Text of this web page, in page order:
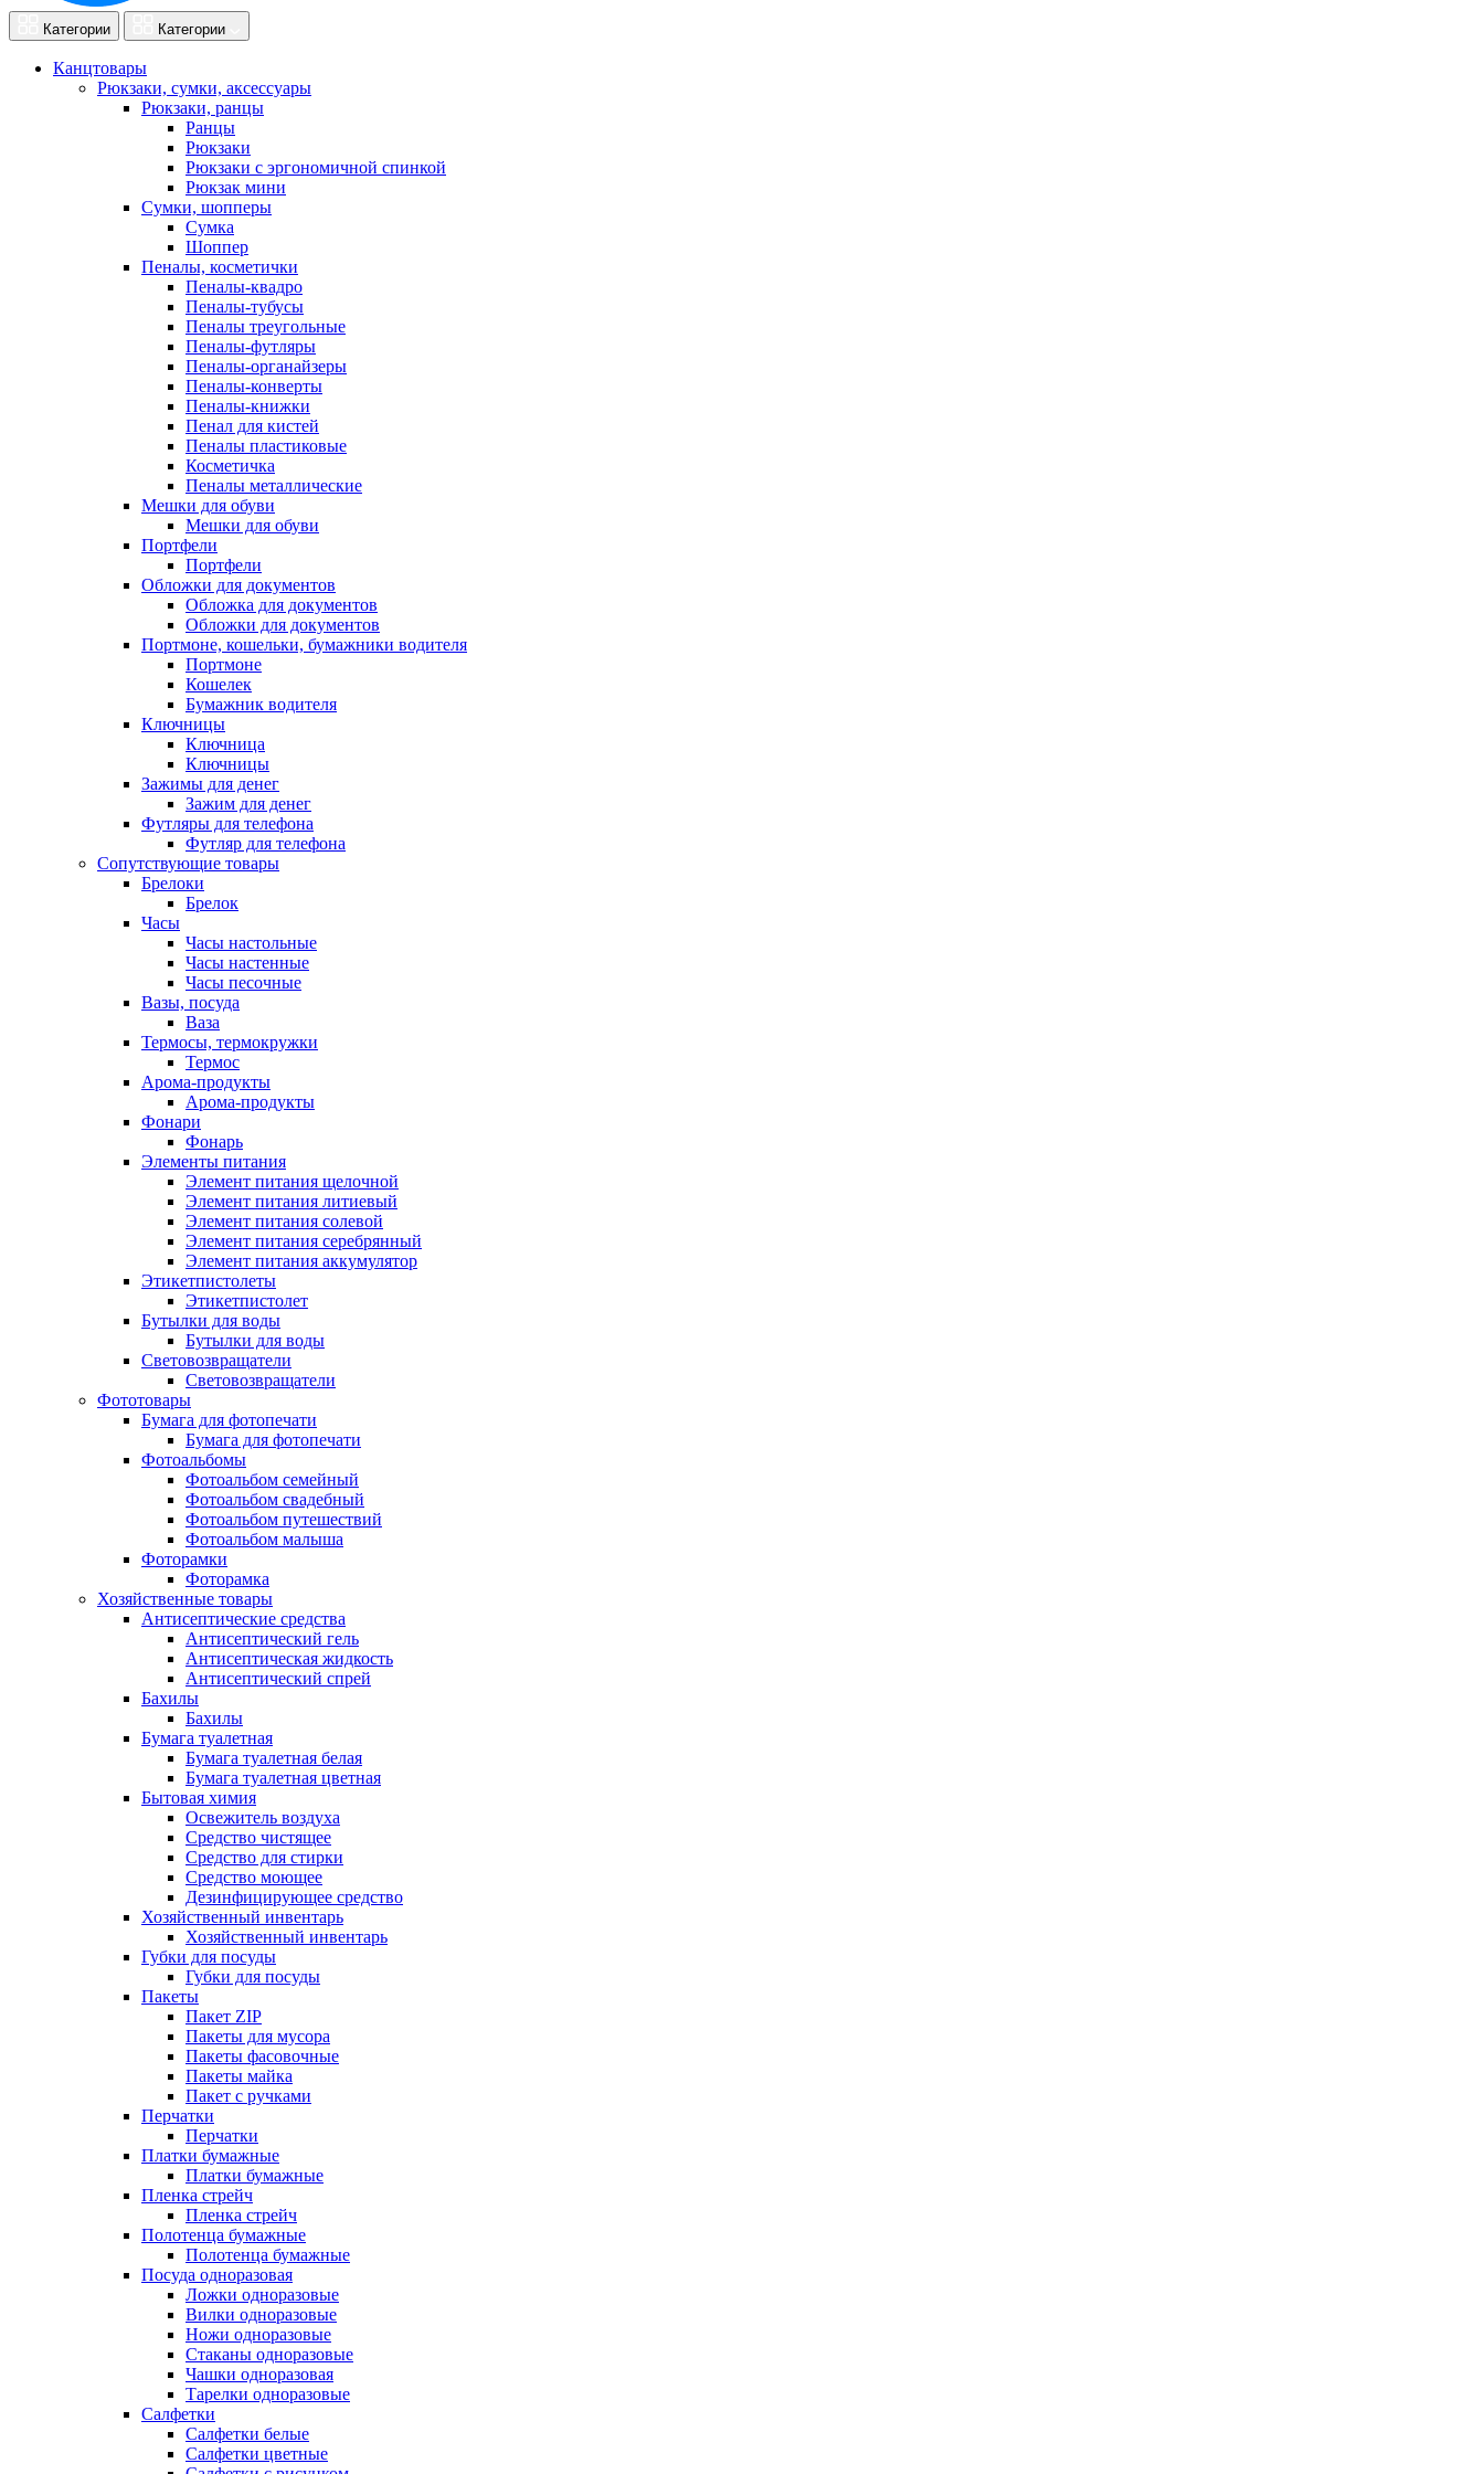
Категории Категории
Канцтовары
Рюкзаки, сумки, аксессуары
Рюкзаки, ранцы
Ранцы
Рюкзаки
Рюкзаки с эргономичной спинкой
Рюкзак мини
Сумки, шопперы
Сумка
Шоппер
Пеналы, косметички
Пеналы-квадро
Пеналы-тубусы
Пеналы треугольные
Пеналы-футляры
Пеналы-органайзеры
Пеналы-конверты
Пеналы-книжки
Пенал для кистей
Пеналы пластиковые
Косметичка
Пеналы металлические
Мешки для обуви
Мешки для обуви
Портфели
Портфели
Обложки для документов
Обложка для документов
Обложки для документов
Портмоне, кошельки, бумажники водителя
Портмоне
Кошелек
Бумажник водителя
Ключницы
Ключница
Ключницы
Зажимы для денег
Зажим для денег
Футляры для телефона
Футляр для телефона
Сопутствующие товары
Брелоки
Брелок
Часы
Часы настольные
Часы настенные
Часы песочные
Вазы, посуда
Ваза
Термосы, термокружки
Термос
Арома-продукты
Арома-продукты
Фонари
Фонарь
Элементы питания
Элемент питания щелочной
Элемент питания литиевый
Элемент питания солевой
Элемент питания серебрянный
Элемент питания аккумулятор
Этикетпистолеты
Этикетпистолет
Бутылки для воды
Бутылки для воды
Световозвращатели
Световозвращатели
Фототовары
Бумага для фотопечати
Бумага для фотопечати
Фотоальбомы
Фотоальбом семейный
Фотоальбом свадебный
Фотоальбом путешествий
Фотоальбом малыша
Фоторамки
Фоторамка
Хозяйственные товары
Антисептические средства
Антисептический гель
Антисептическая жидкость
Антисептический спрей
Бахилы
Бахилы
Бумага туалетная
Бумага туалетная белая
Бумага туалетная цветная
Бытовая химия
Освежитель воздуха
Средство чистящее
Средство для стирки
Средство моющее
Дезинфицирующее средство
Хозяйственный инвентарь
Хозяйственный инвентарь
Губки для посуды
Губки для посуды
Пакеты
Пакет ZIP
Пакеты для мусора
Пакеты фасовочные
Пакеты майка
Пакет с ручками
Перчатки
Перчатки
Платки бумажные
Платки бумажные
Пленка стрейч
Пленка стрейч
Полотенца бумажные
Полотенца бумажные
Посуда одноразовая
Ложки одноразовые
Вилки одноразовые
Ножи одноразовые
Стаканы одноразовые
Чашки одноразовая
Тарелки одноразовые
Салфетки
Салфетки белые
Салфетки цветные